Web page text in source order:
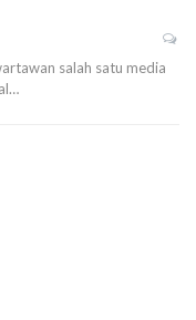
salah satu media